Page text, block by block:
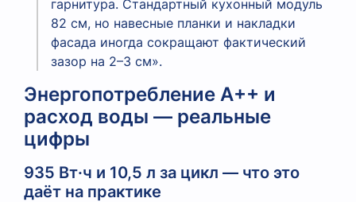
гарнитура. Стандартный кухонный модуль
82 см, но навесные планки и накладки
фасада иногда сокращают фактический
зазор на 2–3 см».
Энергопотребление A++ и
расход воды — реальные
цифры
935 Вт·ч и 10,5 л за цикл — что это
даёт на практике